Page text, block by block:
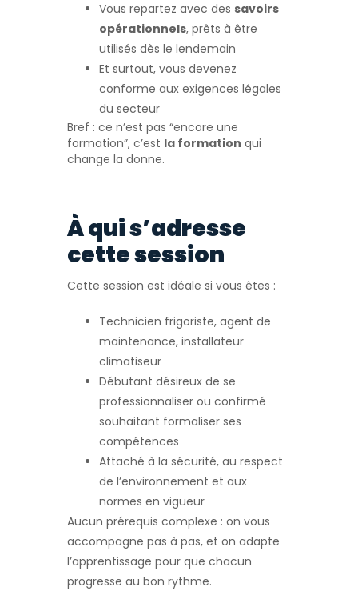
Vous repartez avec des savoirs
opérationnels, prêts à être
utilisés dès le lendemain
Et surtout, vous devenez
conforme aux exigences légales
du secteur
Bref : ce n’est pas “encore une
formation”, c’est la formation qui
change la donne.
À qui s’adresse
cette session
Cette session est idéale si vous êtes :
Technicien frigoriste, agent de
maintenance, installateur
climatiseur
Débutant désireux de se
professionnaliser ou confirmé
souhaitant formaliser ses
compétences
Attaché à la sécurité, au respect
de l’environnement et aux
normes en vigueur
Aucun prérequis complexe : on vous
accompagne pas à pas, et on adapte
l’apprentissage pour que chacun
progresse au bon rythme.